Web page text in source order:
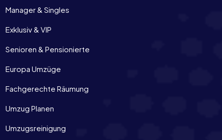
Manager & Singles
Exklusiv & VIP
Senioren & Pensionierte
Europa Umzüge
Fachgerechte Räumung
Umzug Planen
Umzugsreinigung